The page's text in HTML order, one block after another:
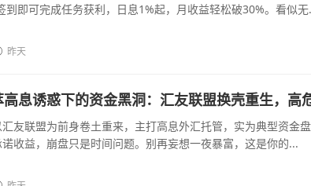
到即可完成任务获利，日息1%起，月收益轻松破30%。看似无
昨天
息诱惑下的资金黑洞：汇友联盟换壳重生，高
友联盟为前身卷土重来，主打高息外汇托管，实为典型资金
收益，崩盘只是时间问题。别再妄想一夜暴富，这是你的...